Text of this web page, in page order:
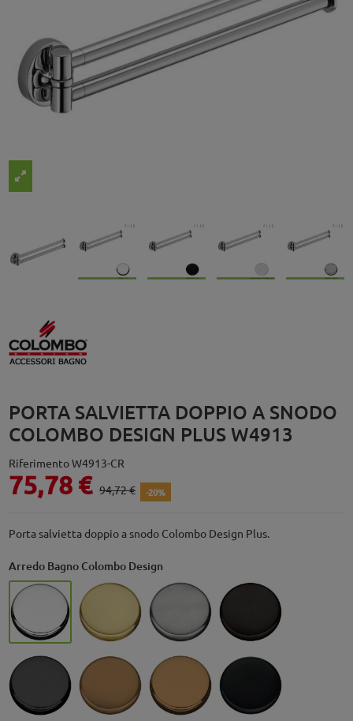
PORTA SALVIETTA DOPPIO A SNODO
COLOMBO DESIGN PLUS W4913
RiferimentoW4913-CR
75,78 € 94,72 € -20%
Porta salvietta doppio a snodo Colombo Design Plus.
Arredo Bagno Colombo Design
Cromo - CR Oromat - OM HPS Satinata - HPS/SSGrafite Mat - GM
Grafite - GL Vintage Mat - VMVintage - VL Nero Opaco - NM